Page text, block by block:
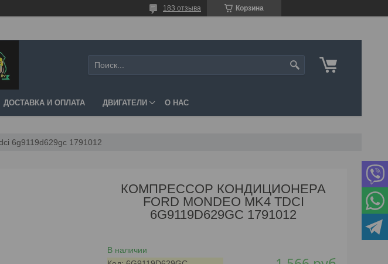
Корзина
183 отзыва
ДОСТАВКА И ОПЛАТА ДВИГАТЕЛИ О НАС
6g9119d629gc 1791012
КОМПРЕССОР КОНДИЦИОНЕРА
FORD MONDEO MK4 TDCI
6G9119D629GC 1791012
В наличии